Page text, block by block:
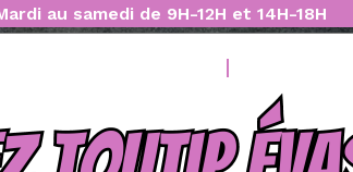
au samedi de 9H-12H et 14H-18H